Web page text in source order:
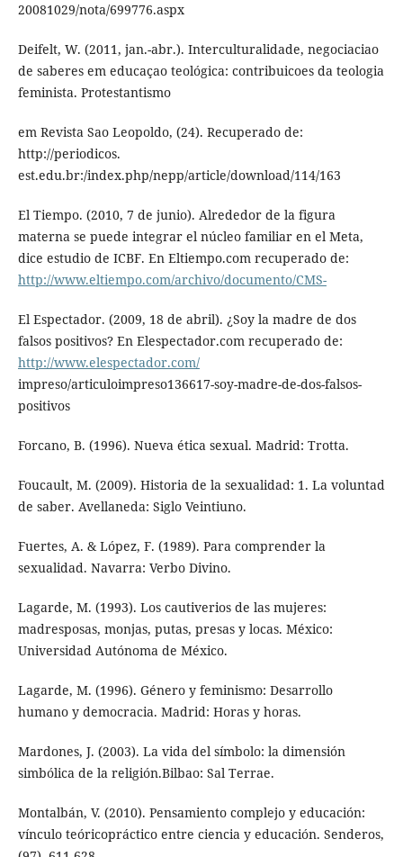
20081029/nota/699776.aspx
Deifelt, W. (2011, jan.-abr.). Interculturalidade, negociaciao
de saberes em educaçao teológica: contribuicoes da teologia
feminista. Protestantismo
em Revista Sao Leopoldo, (24). Recuperado de:
http://periodicos.
est.edu.br:/index.php/nepp/article/download/114/163
El Tiempo. (2010, 7 de junio). Alrededor de la figura
materna se puede integrar el núcleo familiar en el Meta,
dice estudio de ICBF. En Eltiempo.com recuperado de:
http://www.eltiempo.com/archivo/documento/CMS-
El Espectador. (2009, 18 de abril). ¿Soy la madre de dos
falsos positivos? En Elespectador.com recuperado de:
http://www.elespectador.com/
impreso/articuloimpreso136617-soy-madre-de-dos-falsos-
positivos
Forcano, B. (1996). Nueva ética sexual. Madrid: Trotta.
Foucault, M. (2009). Historia de la sexualidad: 1. La voluntad
de saber. Avellaneda: Siglo Veintiuno.
Fuertes, A. & López, F. (1989). Para comprender la
sexualidad. Navarra: Verbo Divino.
Lagarde, M. (1993). Los cautiverios de las mujeres:
madresposas, monjas, putas, presas y locas. México:
Universidad Autónoma de México.
Lagarde, M. (1996). Género y feminismo: Desarrollo
humano y democracia. Madrid: Horas y horas.
Mardones, J. (2003). La vida del símbolo: la dimensión
simbólica de la religión.Bilbao: Sal Terrae.
Montalbán, V. (2010). Pensamiento complejo y educación:
vínculo teóricopráctico entre ciencia y educación. Senderos,